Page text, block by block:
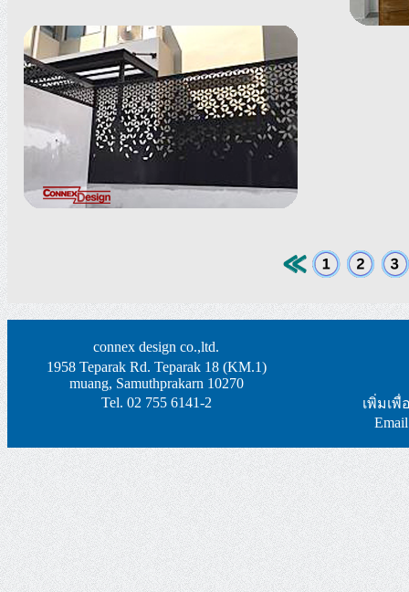
connex design co.,ltd.
1958 Teparak Rd. Teparak 18 (KM.1)
muang, Samuthprakarn 10270
Tel. 02 755 6141-2
เพิ่มเพื่